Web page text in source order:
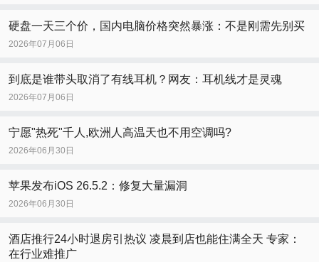
硬盘一天三个价，国内电脑价格突然暴涨：不是刚需先别买
2026年07月06日
到底是谁带头取消了有线耳机？网友：耳机线才是灵魂
2026年07月06日
宁愿"热死"千人,欧洲人高温天也不用空调吗?
2026年06月30日
苹果发布iOS 26.5.2：修复大量漏洞
2026年06月30日
酒店推行24小时退房引热议 凌晨到店也能住满全天 专家：
在行业难推广